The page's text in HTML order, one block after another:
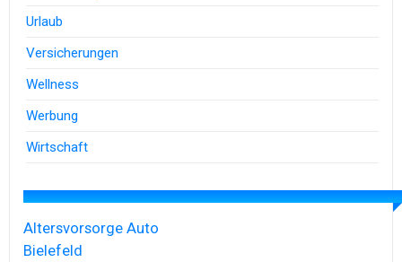
Urlaub
Versicherungen
Wellness
Werbung
Wirtschaft
Altersvorsorge Auto
Bielefeld